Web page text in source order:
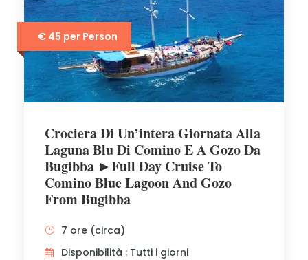
€ 45 per Person
Crociera Di Un’intera Giornata Alla
Laguna Blu Di Comino E A Gozo Da
Bugibba ►Full Day Cruise To
Comino Blue Lagoon And Gozo
From Bugibba
7 ore (circa)
Disponibilità : Tutti i giorni